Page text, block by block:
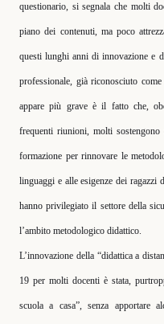
questionario, si segnala che molti
piano dei contenuti, ma poco
questi lunghi anni di innovazione e
professionale, già riconosciuto
appare più grave è il fatto che,
frequenti riunioni, molti
formazione per rinnovare le
linguaggi e alle esigenze dei
hanno privilegiato il settore della
l’ambito metodologico didattico.
L’innovazione della “didattica a
19 per molti docenti è stata,
scuola a casa”, senza apportare